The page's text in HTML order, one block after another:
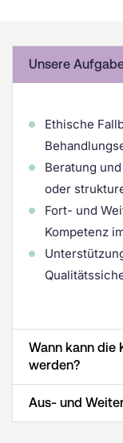
Unsere
Ethische
Beratung
oder
Fort- und
Kompetenz
Wann kann die
werden?
Aus- und